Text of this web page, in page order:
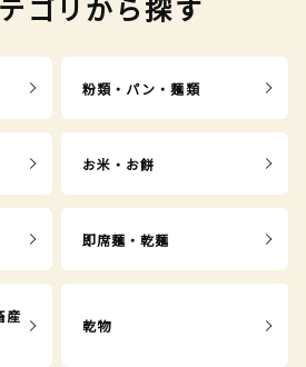
ゴリから探す
粉類・パン・麺類
お米・お餅
即席麺・乾麺
産
乾物